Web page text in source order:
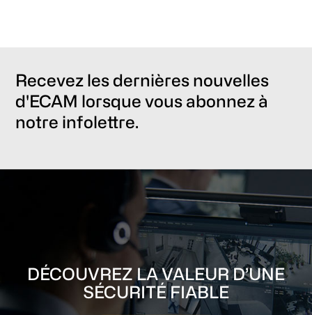
Recevez les dernières nouvelles
d'ECAM lorsque vous abonnez à
notre infolettre.
DÉCOUVREZ LA VALEUR D’UNE
SÉCURITÉ FIABLE